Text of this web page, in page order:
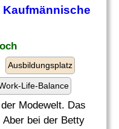
Ausbildungsplatz
Life-Balance
Modewelt. Das
bei der Betty